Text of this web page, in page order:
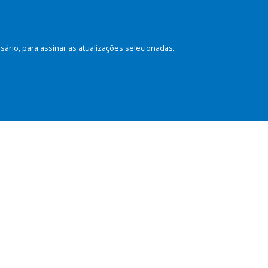
para assinar as atualizações selecionadas.